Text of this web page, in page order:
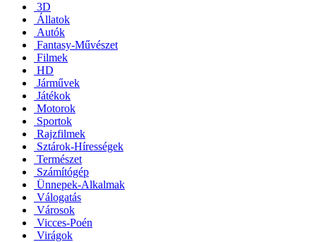
3D
Állatok
Autók
Fantasy-Művészet
Filmek
HD
Járművek
Játékok
Motorok
Sportok
Rajzfilmek
Sztárok-Hírességek
Természet
Számítógép
Ünnepek-Alkalmak
Válogatás
Városok
Vicces-Poén
Virágok